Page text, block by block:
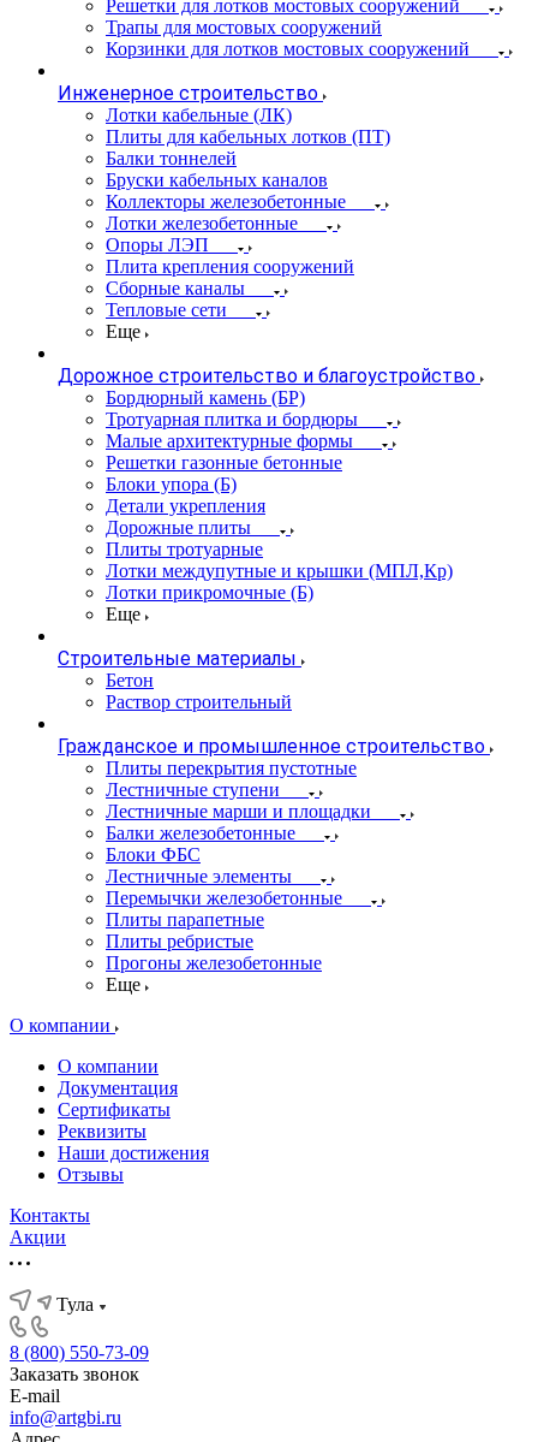
Решетки для лотков мостовых сооружений
Трапы для мостовых сооружений
Корзинки для лотков мостовых сооружений
Инженерное строительство
Лотки кабельные (ЛК)
Плиты для кабельных лотков (ПТ)
Балки тоннелей
Бруски кабельных каналов
Коллекторы железобетонные
Лотки железобетонные
Опоры ЛЭП
Плита крепления сооружений
Сборные каналы
Тепловые сети
Еще
Дорожное строительство и благоустройство
Бордюрный камень (БР)
Тротуарная плитка и бордюры
Малые архитектурные формы
Решетки газонные бетонные
Блоки упора (Б)
Детали укрепления
Дорожные плиты
Плиты тротуарные
Лотки междупутные и крышки (МПЛ,Кр)
Лотки прикромочные (Б)
Еще
Строительные материалы
Бетон
Раствор строительный
Гражданское и промышленное строительство
Плиты перекрытия пустотные
Лестничные ступени
Лестничные марши и площадки
Балки железобетонные
Блоки ФБС
Лестничные элементы
Перемычки железобетонные
Плиты парапетные
Плиты ребристые
Прогоны железобетонные
Еще
О компании
О компании
Документация
Сертификаты
Реквизиты
Наши достижения
Отзывы
Контакты
Акции
Тула
8 (800) 550-73-09
Заказать звонок
E-mail
info@artgbi.ru